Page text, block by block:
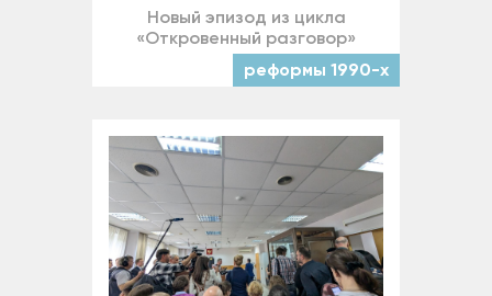
Новый эпизод из цикла
«Откровенный разговор»
реформы 1990-х